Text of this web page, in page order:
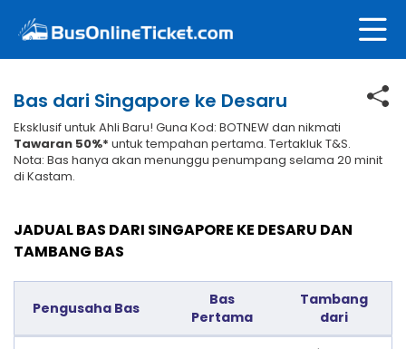
Bas dari Singapore ke Desaru
Eksklusif untuk Ahli Baru! Guna Kod: BOTNEW dan nikmati
Tawaran 50%* untuk tempahan pertama. Tertakluk T&S.
Nota: Bas hanya akan menunggu penumpang selama 20 minit
di Kastam.
JADUAL BAS DARI SINGAPORE KE DESARU DAN
TAMBANG BAS
Pengusaha Bas
Bas
Pertama
Tambang
dari